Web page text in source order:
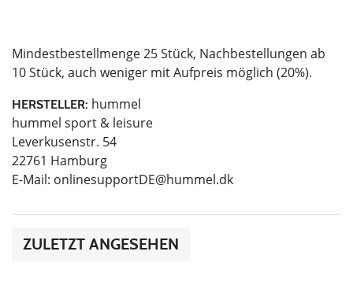
Mindestbestellmenge 25 Stück, Nachbestellungen ab
10 Stück, auch weniger mit Aufpreis möglich (20%).
HERSTELLER: hummel
hummel sport & leisure
Leverkusenstr. 54
22761 Hamburg
E-Mail: onlinesupportDE@hummel.dk
ZULETZT ANGESEHEN